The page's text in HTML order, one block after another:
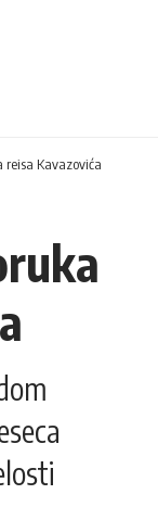
reisa Kavazovića